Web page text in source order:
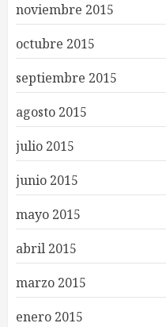
noviembre 2015
octubre 2015
septiembre 2015
agosto 2015
julio 2015
junio 2015
mayo 2015
abril 2015
marzo 2015
enero 2015